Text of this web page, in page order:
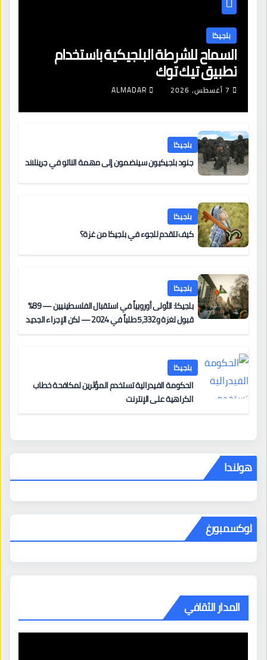
بلجيكا
السماح للشرطة البلجيكية باستخدام
تطبيق تيك توك
7 أغسطس، 2026 ALMADAR
بلجيكا
جنود بلجيكيون سينضمون إلى مهمة الناتو في جرينلاند
بلجيكا
كيف تتقدم للجوء في بلجيكا من غزة؟
بلجيكا
بلجيكا: الأولى أوروبياً في استقبال الفلسطينيين — 89%
قبول لغزة و5,332 طلباً في 2024 — لكن الإجراء الجديد
بلجيكا
الحكومة الفيدرالية تستخدم المؤثرين لمكافحة خطاب
الكراهية على الإنترنت
هولندا
لوكسمبورغ
المدار الثقافي